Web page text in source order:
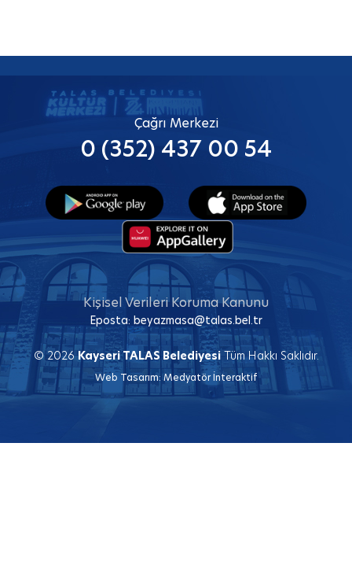
Çağrı Merkezi
0 (352) 437 00 54
Kişisel Verileri Koruma Kanunu
Eposta: beyazmasa@talas.bel.tr
© 2026Kayseri TALAS BelediyesiTüm Hakkı Saklıdır.
Web Tasarım:Medyatör İnteraktif